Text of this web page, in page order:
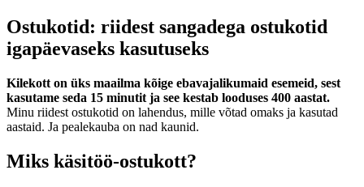
Ostukotid: riidest sangadega ostukotid
igapäevaseks kasutuseks
Kilekott on üks maailma kõige ebavajalikumaid esemeid, sest
kasutame seda 15 minutit ja see kestab looduses 400 aastat.
Minu riidest ostukotid on lahendus, mille võtad omaks ja kasutad
aastaid. Ja pealekauba on nad kaunid.
Miks käsitöö-ostukott?